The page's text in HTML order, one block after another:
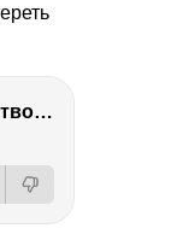
Антон Немцов — убийство Бориса Немцова, переезд в Дубай, семья и политика